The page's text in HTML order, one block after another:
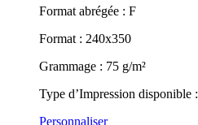
Format abrégée : F
Format : 240x350
Grammage : 75 g/m²
Type d’Impression disponible :
Personnaliser